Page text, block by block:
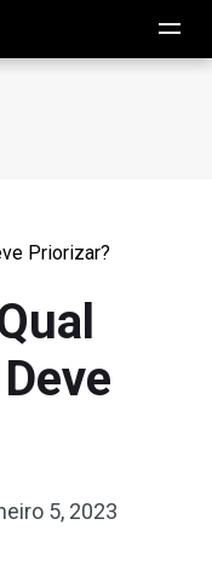
Priorizar?
5, 2023